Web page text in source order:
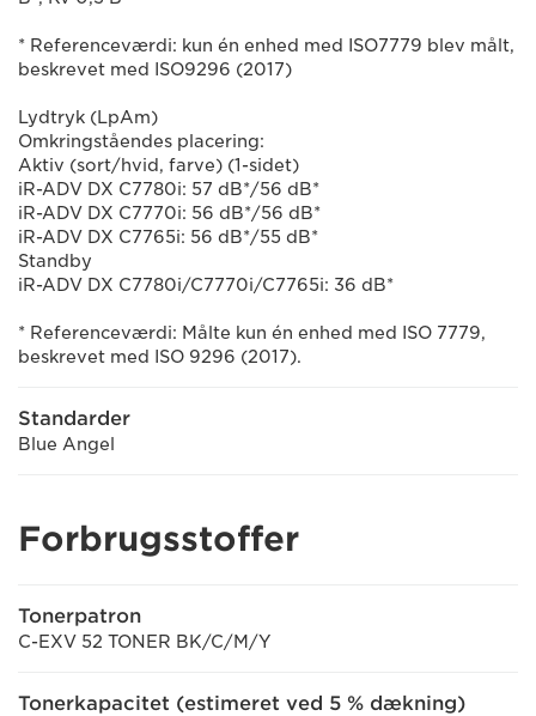
* Referenceværdi: kun én enhed med ISO7779 blev målt,
beskrevet med ISO9296 (2017)
Lydtryk (LpAm)
Omkringståendes placering:
Aktiv (sort/hvid, farve) (1-sidet)
iR-ADV DX C7780i: 57 dB*/56 dB*
iR-ADV DX C7770i: 56 dB*/56 dB*
iR-ADV DX C7765i: 56 dB*/55 dB*
Standby
iR-ADV DX C7780i/C7770i/C7765i: 36 dB*
* Referenceværdi: Målte kun én enhed med ISO 7779,
beskrevet med ISO 9296 (2017).
Standarder
Blue Angel
Forbrugsstoffer
Tonerpatron
C-EXV 52 TONER BK/C/M/Y
Tonerkapacitet (estimeret ved 5 % dækning)